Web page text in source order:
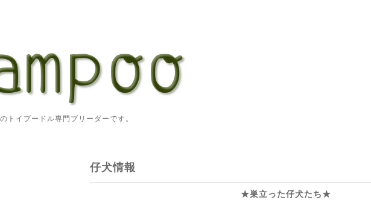
ードル専門ブリーダーです。
仔犬情報
★巣立った仔犬たち★